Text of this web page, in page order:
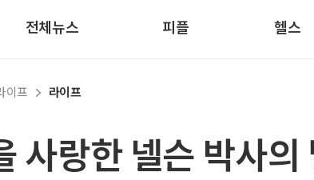
전체뉴스 피플 헬스
이프 라이프
사랑한 넬슨 박사